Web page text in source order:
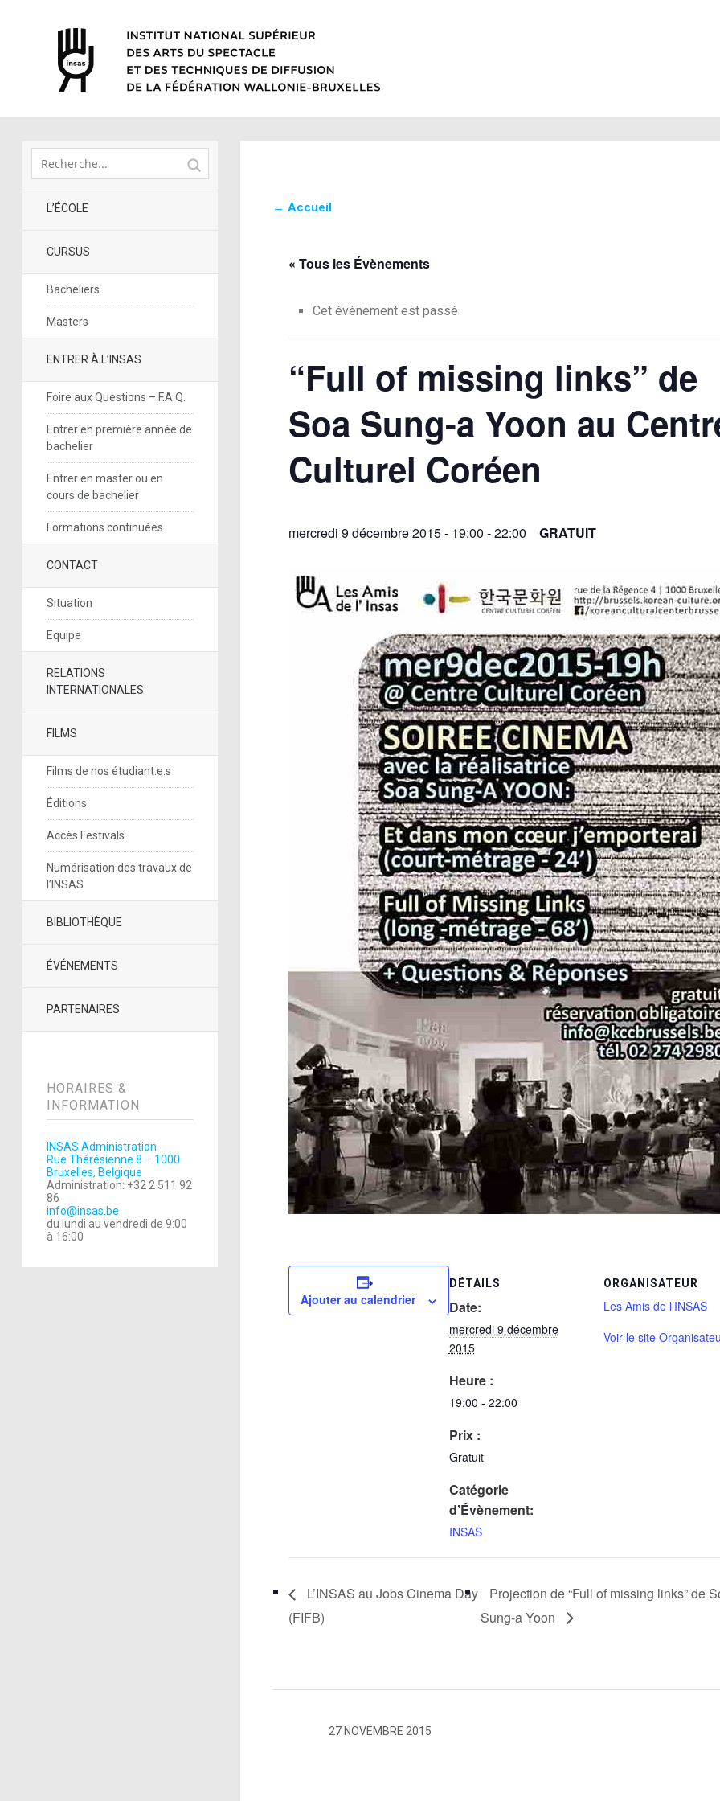
L’ÉCOLE
CURSUS
Bacheliers
Masters
ENTRER À L’INSAS
Foire aux Questions – F.A.Q.
Entrer en première année de
bachelier
Entrer en master ou en
cours de bachelier
Formations continuées
CONTACT
Situation
Equipe
RELATIONS
INTERNATIONALES
FILMS
Films de nos étudiant.e.s
Éditions
Accès Festivals
Numérisation des travaux de
l’INSAS
BIBLIOTHÈQUE
ÉVÉNEMENTS
PARTENAIRES
HORAIRES &
INFORMATION
INSAS Administration
Rue Thérésienne 8 – 1000
Bruxelles, Belgique
Administration: +32 2 511 92
86
info@insas.be
du lundi au vendredi de 9:00
à 16:00
← Accueil
« Tous les Évènements
Cet évènement est passé
“Full of missing links” de
Soa Sung-a Yoon au
Culturel Coréen
mercredi 9 décembre 2015 - 19:00 -22:00 GRATUIT
Ajouter au calendrier
DÉTAILS
Date:
mercredi 9 décembre
2015
Heure :
19:00 - 22:00
Prix :
Gratuit
Catégorie
d’Évènement:
INSAS
ORGANISATEUR
Les Amis de l’INSAS
Voir le site
L’INSAS au Jobs Cinema Day
(FIFB)
Projection de “Full of missing links” de
Sung-a Yoon
27 NOVEMBRE 2015